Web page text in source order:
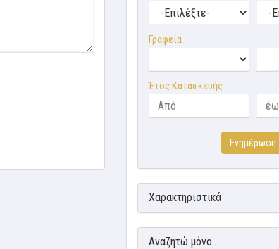
Γραφεία
Έτος Κατασκευής
Ενημέρωση
Χαρακτηριστικά
Αναζητώ μόνο...